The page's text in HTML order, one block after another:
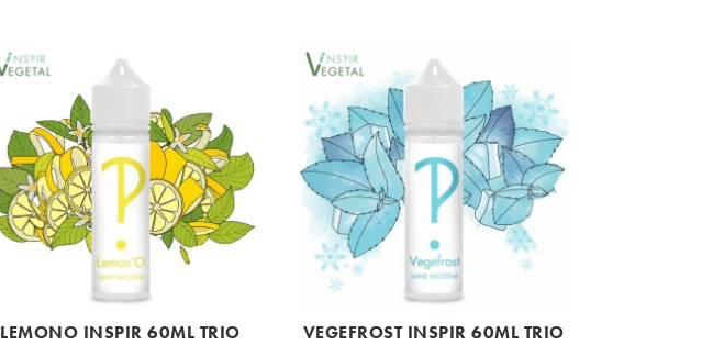
LEMONO INSPIR 60ML TRIO VEGEFROST INSPIR 60ML TRIO